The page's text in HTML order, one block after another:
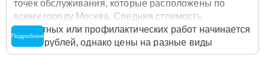
точек обслуживания, которые расположены по
всему городу Москва. Средняя стоимость
ремонтных или профилактических работ начинается
от 600 рублей, однако цены на разные виды
комплектующих могут различаться. Полную
Подробнее